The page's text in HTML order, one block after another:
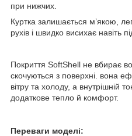
при нижчих.
Куртка залишається м’якою,
рухів і швидко висихає навіть
Покриття SoftShell не вбирає
скочуються з поверхні. вона
вітру та холоду, а внутрішній
додаткове тепло й комфорт.
Переваги моделі: